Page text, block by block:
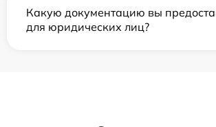
Какую документацию вы
для юридических лиц?